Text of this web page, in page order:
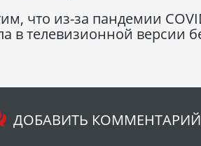
что из-за пандемии
в телевизионной версии
ДОБАВИТЬ КОММЕНТАРИЙ